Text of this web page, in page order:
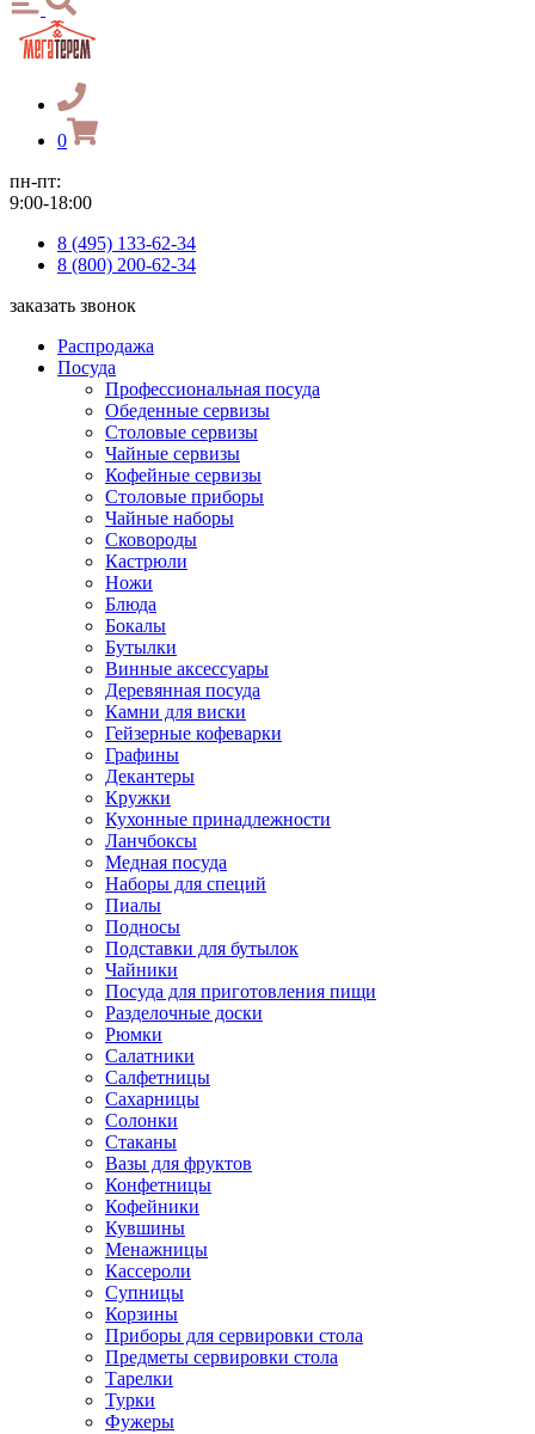
0
пн-пт:
9:00-18:00
8 (495) 133-62-34
8 (800) 200-62-34
заказать звонок
Распродажа
Посуда
Профессиональная посуда
Обеденные сервизы
Столовые сервизы
Чайные сервизы
Кофейные сервизы
Столовые приборы
Чайные наборы
Сковороды
Кастрюли
Ножи
Блюда
Бокалы
Бутылки
Винные аксессуары
Деревянная посуда
Камни для виски
Гейзерные кофеварки
Графины
Декантеры
Кружки
Кухонные принадлежности
Ланчбоксы
Медная посуда
Наборы для специй
Пиалы
Подносы
Подставки для бутылок
Чайники
Посуда для приготовления пищи
Разделочные доски
Рюмки
Салатники
Салфетницы
Сахарницы
Солонки
Стаканы
Вазы для фруктов
Конфетницы
Кофейники
Кувшины
Менажницы
Кассероли
Супницы
Корзины
Приборы для сервировки стола
Предметы сервировки стола
Тарелки
Турки
Фужеры